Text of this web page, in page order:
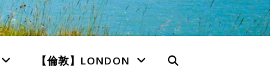
【倫敦】LONDON